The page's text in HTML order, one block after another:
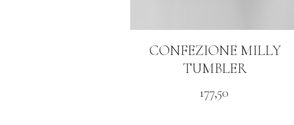
CONFEZIONE MILLY
TUMBLER
177,50